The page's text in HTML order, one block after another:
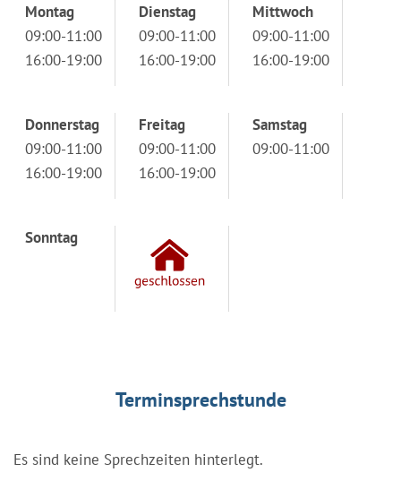
Montag
09:00-11:00
16:00-19:00
Dienstag
09:00-11:00
16:00-19:00
Mittwoch
09:00-11:00
16:00-19:00
Donnerstag
09:00-11:00
16:00-19:00
Freitag
09:00-11:00
16:00-19:00
Samstag
09:00-11:00
Sonntag
Terminsprechstunde
Es sind keine Sprechzeiten hinterlegt.